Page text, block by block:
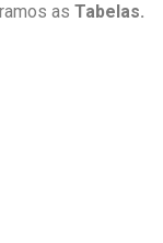
as Tabelas.